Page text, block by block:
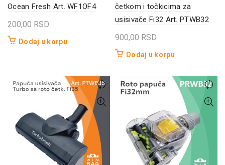
Ocean Fresh Art. WF1OF4
200,00 RSD
Dodaj u korpu
četkom i točkicima za
usisivače Fi32 Art. PTWB32
900,00 RSD
Dodaj u korpu